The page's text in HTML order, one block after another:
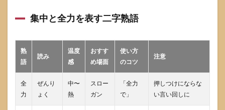
気持
ちを
にす
る
にし
た情
報源
集中と全力を表す二字熟語
熟
語
読み
温度
感
おすす
め場面
使い方
のコツ
注意
全
力
ぜんり
ょく
中〜
熱
スロー
ガン
「全力
で」
押しつけにならな
い言い回しに